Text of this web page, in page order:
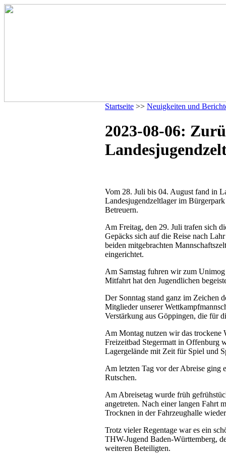
Startseite >> Neuigkeiten und
2023-08-06:
Vom 28. Juli bis 04. August fand in
Landesjugendzeltlager im
Betreuern.
Am Freitag, den 29. Juli trafen sich
Gepäcks sich auf die Reise nach
beiden mitgebrachten
eingerichtet.
Am Samstag fuhren wir zum
Mitfahrt hat den Jugendlichen
Der Sonntag stand ganz im Zeichen
Mitglieder unserer
Verstärkung aus Göppingen, die für
Am Montag nutzen wir das trockene
Freizeitbad Stegermatt in Offenburg
Lagergelände mit Zeit für Spiel und
Am letzten Tag vor der Abreise ging
Rutschen.
Am Abreisetag wurde früh
angetreten. Nach einer langen Fahrt
Trocknen in der Fahrzeughalle
Trotz vieler Regentage war es ein
THW-Jugend Baden-Württemberg,
weiteren Beteiligten.